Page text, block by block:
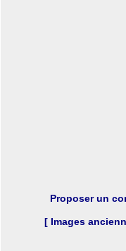
Proposer un
[ Images